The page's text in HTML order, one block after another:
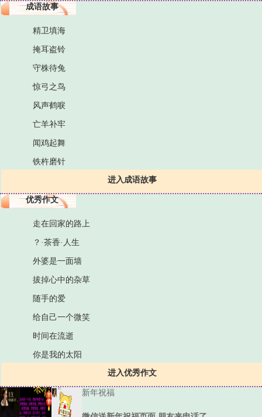
成语故事
进入成语故事
精卫填海
掩耳盗铃
守株待兔
惊弓之鸟
风声鹤唳
亡羊补牢
闻鸡起舞
铁杵磨针
优秀作文
进入优秀作文
走在回家的路上
？·茶香·人生
外婆是一面墙
拔掉心中的杂草
随手的爱
给自己一个微笑
时间在流逝
你是我的太阳
新年祝福